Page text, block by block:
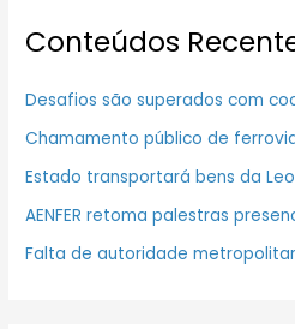
Conteúdos
Desafios são superados com
Chamamento público de
Estado transportará bens da
AENFER retoma palestras
Falta de autoridade